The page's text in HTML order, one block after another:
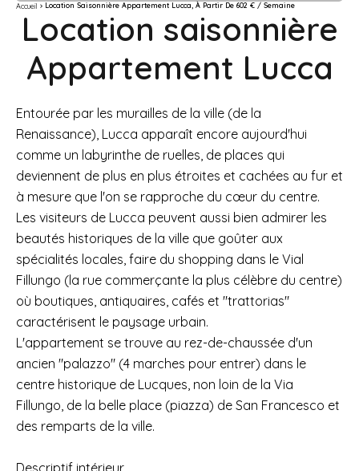
Accueil Location Saisonnière Appartement Lucca, À Partir De 602 € / Semaine
Location saisonnière
Appartement Lucca
Entourée par les murailles de la ville (de la
Renaissance), Lucca apparaît encore aujourd'hui
comme un labyrinthe de ruelles, de places qui
deviennent de plus en plus étroites et cachées au fur et
à mesure que l'on se rapproche du cœur du centre.
Les visiteurs de Lucca peuvent aussi bien admirer les
beautés historiques de la ville que goûter aux
spécialités locales, faire du shopping dans le Vial
Fillungo (la rue commerçante la plus célèbre du centre)
où boutiques, antiquaires, cafés et "trattorias"
caractérisent le paysage urbain.
L'appartement se trouve au rez-de-chaussée d'un
ancien "palazzo" (4 marches pour entrer) dans le
centre historique de Lucques, non loin de la Via
Fillungo, de la belle place (piazza) de San Francesco et
des remparts de la ville.
Descriptif intérieur